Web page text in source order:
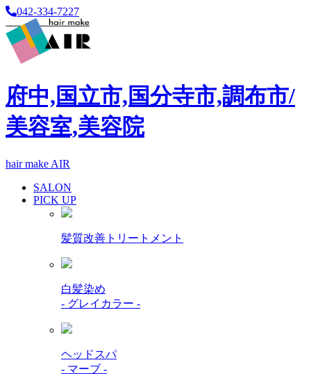
042-334-7227
府中,国立市,国分寺市,調布市/
美容室,美容院
hair make AIR
SALON
PICK UP
髪質改善トリートメント
白髪染め
- グレイカラー -
ヘッドスパ
- マーブ -